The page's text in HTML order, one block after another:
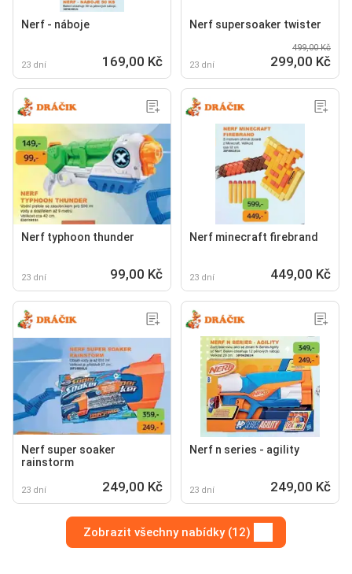
Nerf - náboje
23 dní 169,00 Kč
Nerf supersoaker twister
23 dní
499,00 Kč
299,00 Kč
Nerf typhoon thunder
23 dní 99,00 Kč
Nerf minecraft firebrand
23 dní 449,00 Kč
Nerf super soaker
rainstorm
23 dní 249,00 Kč
Nerf n series - agility
23 dní 249,00 Kč
Zobrazit všechny nabídky (12)